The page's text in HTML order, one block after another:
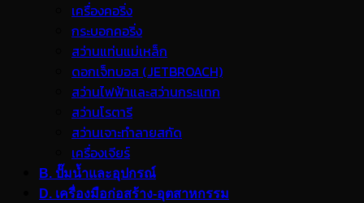
เครื่องคอริ่ง
กระบอกคอริ่ง
สว่านแท่นแม่เหล็ก
ดอกเจ็ทบอส (JETBROACH)
สว่านไฟฟ้าและสว่านกระแทก
สว่านโรตารี
สว่านเจาะทำลายสกัด
เครื่องเจียร์
B. ปั๊มน้ำและอุปกรณ์
D. เครื่องมือก่อสร้าง-อุตสาหกรรม